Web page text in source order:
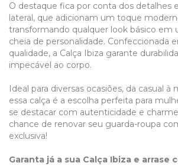
O destaque fica por conta dos detalhes
lateral, que adicionam um toque
transformando qualquer look básico em
cheia de personalidade. Confeccionada
qualidade, a Calça Ibiza garante
impecável ao corpo.
Ideal para diversas ocasiões, da casual à
essa calça é a escolha perfeita para
se destacar com autenticidade e
chance de renovar seu guarda-roupa
exclusiva!
Garanta já a sua Calça Ibiza e arrase